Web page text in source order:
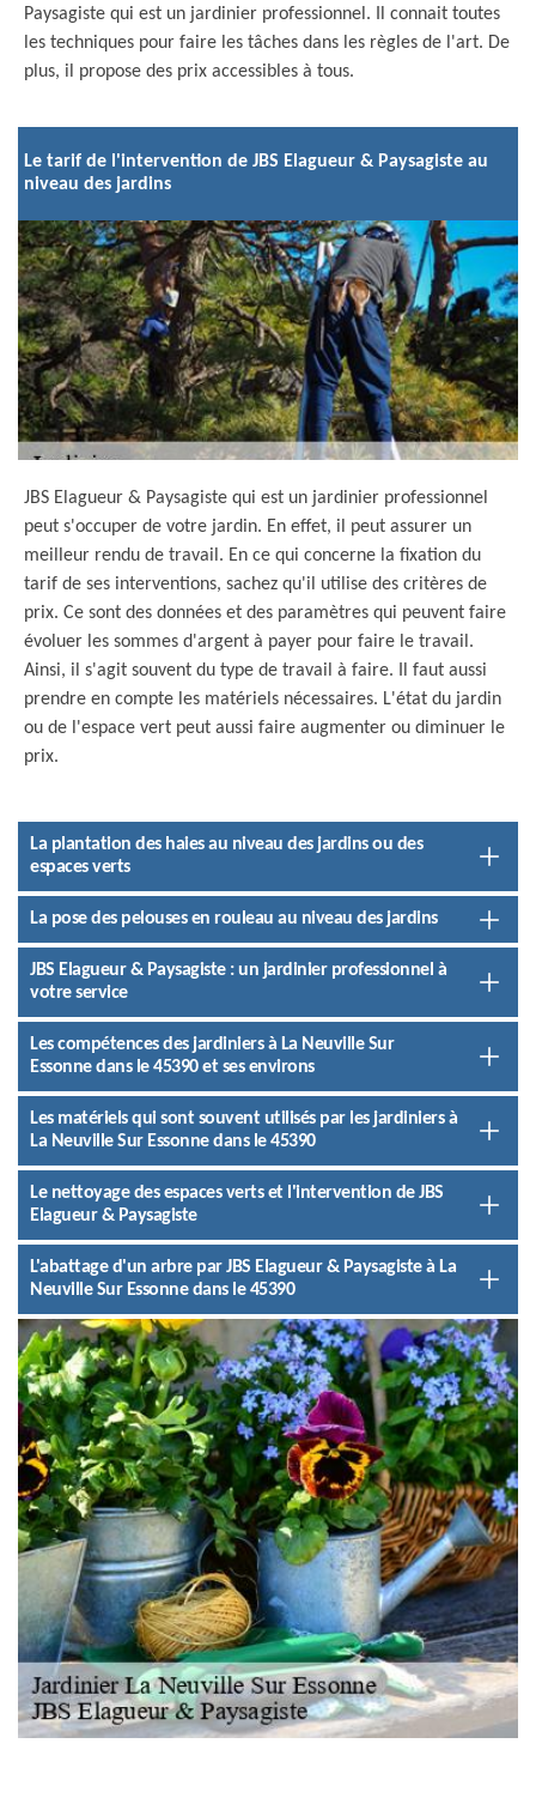
Paysagiste qui est un jardinier professionnel. Il connait toutes
les techniques pour faire les tâches dans les règles de l'art. De
plus, il propose des prix accessibles à tous.
Le tarif de l'intervention de JBS Elagueur & Paysagiste au
niveau des jardins
JBS Elagueur & Paysagiste qui est un jardinier professionnel
peut s'occuper de votre jardin. En effet, il peut assurer un
meilleur rendu de travail. En ce qui concerne la fixation du
tarif de ses interventions, sachez qu'il utilise des critères de
prix. Ce sont des données et des paramètres qui peuvent faire
évoluer les sommes d'argent à payer pour faire le travail.
Ainsi, il s'agit souvent du type de travail à faire. Il faut aussi
prendre en compte les matériels nécessaires. L'état du jardin
ou de l'espace vert peut aussi faire augmenter ou diminuer le
prix.
La plantation des haies au niveau des jardins ou des
espaces verts
La pose des pelouses en rouleau au niveau des jardins
JBS Elagueur & Paysagiste : un jardinier professionnel à
votre service
Les compétences des jardiniers à La Neuville Sur
Essonne dans le 45390 et ses environs
Les matériels qui sont souvent utilisés par les jardiniers à
La Neuville Sur Essonne dans le 45390
Le nettoyage des espaces verts et l'intervention de JBS
Elagueur & Paysagiste
L'abattage d'un arbre par JBS Elagueur & Paysagiste à La
Neuville Sur Essonne dans le 45390